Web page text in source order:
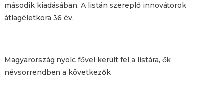
második kiadásában. A listán szereplő innovátorok
átlagéletkora 36 év.
Magyarország nyolc fővel került fel a listára, ők
névsorrendben a következők: